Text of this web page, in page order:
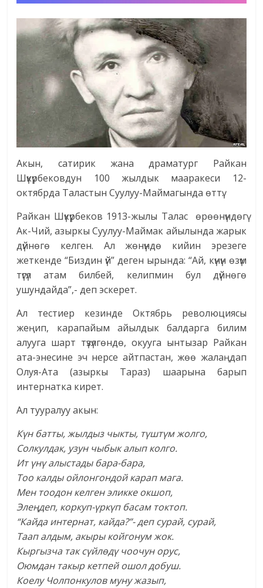
Акын, сатирик жана драматург Райкан
Шүкүрбековдун 100 жылдык мааракеси 12-
октябрда Таластын Суулуу-Маймагында өттү.
Райкан Шүкүрбеков 1913-жылы Талас өрөөнүндөгү
Ак-Чий, азыркы Суулуу-Маймак айылында жарык
дүйнөгө келген. Ал жөнүндө кийин эрезеге
жеткенде “Биздин үй” деген ырында: “Ай, күнүн өзүм
түгүл атам билбей, келипмин бул дүйнөгө
ушундайда”,- деп эскерет.
Ал тестиер кезинде Октябрь революциясы
жеңип, карапайым айылдык балдарга билим
алууга шарт түзүлгөндө, окууга ынтызар Райкан
ата-энесине эч нерсе айтпастан, жөө жалаңдап
Олуя-Ата (азыркы Тараз) шаарына барып
интернатка кирет.
Ал тууралуу акын:
Күн батты, жылдыз чыкты, түштүм жолго,
Солкулдак, узун чыбык алып колго.
Ит үнү алыстады бара-бара,
Тоо калды ойлонгондой карап мага.
Мен тоодон келген эликке окшоп,
Элеңдеп, коркуп-үркүп басам токтоп.
“Кайда интернат, кайда?”- деп сурай, сурай,
Таап алдым, акыры койгонум жок.
Кыргызча так сүйлөдү чоочун орус,
Оюмдан такыр кетпей ошол добуш.
Коелу Чолпонкулов муну жазып,